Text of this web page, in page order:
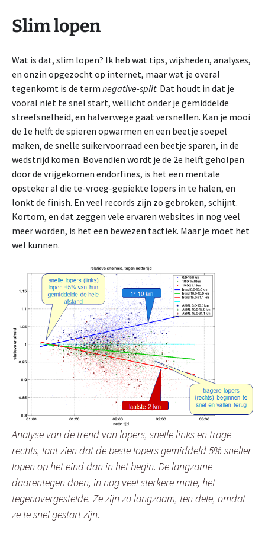
Slim lopen
Wat is dat, slim lopen? Ik heb wat tips, wijsheden, analyses,
en onzin opgezocht op internet, maar wat je overal
tegenkomt is de term negative-split. Dat houdt in dat je
vooral niet te snel start, wellicht onder je gemiddelde
streefsnelheid, en halverwege gaat versnellen. Kan je mooi
de 1e helft de spieren opwarmen en een beetje soepel
maken, de snelle suikervoorraad een beetje sparen, in de
wedstrijd komen. Bovendien wordt je de 2e helft geholpen
door de vrijgekomen endorfines, is het een mentale
opsteker al die te-vroeg-gepiekte lopers in te halen, en
lonkt de finish. En veel records zijn zo gebroken, schijnt.
Kortom, en dat zeggen vele ervaren websites in nog veel
meer worden, is het een bewezen tactiek. Maar je moet het
wel kunnen.
Analyse van de trend van lopers, snelle links en trage
rechts, laat zien dat de beste lopers gemiddeld 5% sneller
lopen op het eind dan in het begin. De langzame
daarentegen doen, in nog veel sterkere mate, het
tegenovergestelde. Ze zijn zo langzaam, ten dele, omdat
ze te snel gestart zijn.